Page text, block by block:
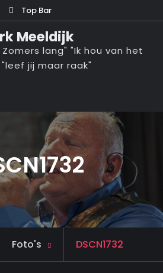
Top Bar
Meeldijk
lang" "Ik hou van het
jij maar raak"
Foto's DSCN1732